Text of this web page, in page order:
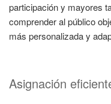
participación y mayores
comprender al público
más personalizada y
Asignación